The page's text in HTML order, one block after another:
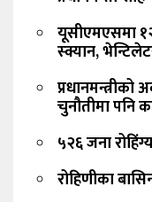
यूसीएमएसमा
स्क्यान,
चुनौतीमा पनि
५२६ जना
रोहिणीका